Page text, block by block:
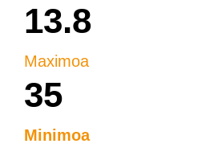
13.8
Maximoa
35
Minimoa